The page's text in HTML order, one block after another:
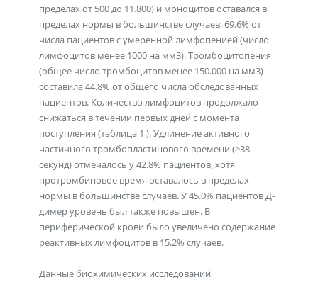
пределах от 500 до 11.800) и моноцитов оставался в
пределах нормы в большинстве случаев, 69.6% от
числа пациентов с умеренной лимфопенией (число
лимфоцитов менее 1000 на мм3). Тромбоцитопения
(общее число тромбоцитов менее 150.000 на мм3)
составила 44.8% от общего числа обследованных
пациентов. Количество лимфоцитов продолжало
снижаться в течении первых дней с момента
поступления (таблица 1 ). Удлинение активного
частичного тромбопластинового времени (>38
секунд) отмечалось у 42.8% пациентов, хотя
протромбиновое время оставалось в пределах
нормы в большинстве случаев. У 45.0% пациентов Д-
димер уровень был также повышен. В
периферической крови было увеличено содержание
реактивных лимфоцитов в 15.2% случаев.
Данные биохимических исследований